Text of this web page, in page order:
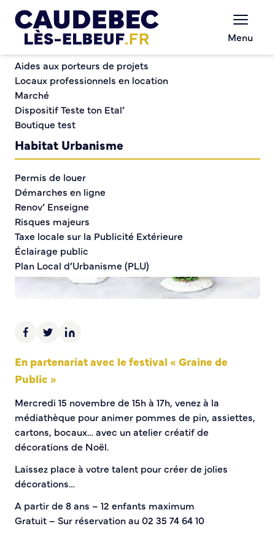
Menu
Atelier créatif
Atelier créatif
En partenariat avec le festival « Graine de
Public »
Mercredi 15 novembre de 15h à 17h, venez à la
médiathèque pour animer pommes de pin, assiettes,
cartons, bocaux… avec un atelier créatif de
décorations de Noël.
Laissez place à votre talent pour créer de jolies
décorations…
A partir de 8 ans – 12 enfants maximum
Gratuit – Sur réservation au 02 35 74 64 10
Chèques-cadeaux municipaux – Soutenez le
Aides aux porteurs de projets
Locaux professionnels en location
Marché
Dispositif Teste ton Etal’
Boutique test
Habitat Urbanisme
Permis de louer
Démarches en ligne
Renov’ Enseigne
Risques majeurs
Taxe locale sur la Publicité Extérieure
Éclairage public
Plan Local d’Urbanisme (PLU)
Demande d’Occupation du Domaine Public
Sécurité tranquillité
Police municipale
Tranquillité vacances
Vidéoprotection
Horaires pour le bricolage et le jardinage
Infos pratiques
Numéros d’urgence
Location de salles
Annuaire des services publics